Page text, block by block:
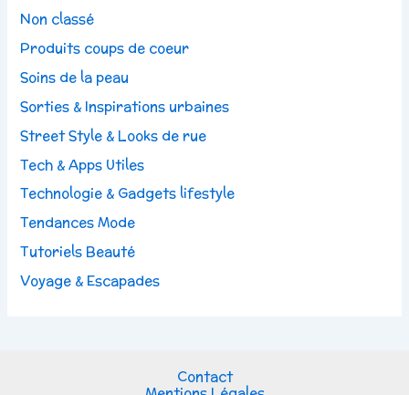
Non classé
Produits coups de coeur
Soins de la peau
Sorties & Inspirations urbaines
Street Style & Looks de rue
Tech & Apps Utiles
Technologie & Gadgets lifestyle
Tendances Mode
Tutoriels Beauté
Voyage & Escapades
Contact